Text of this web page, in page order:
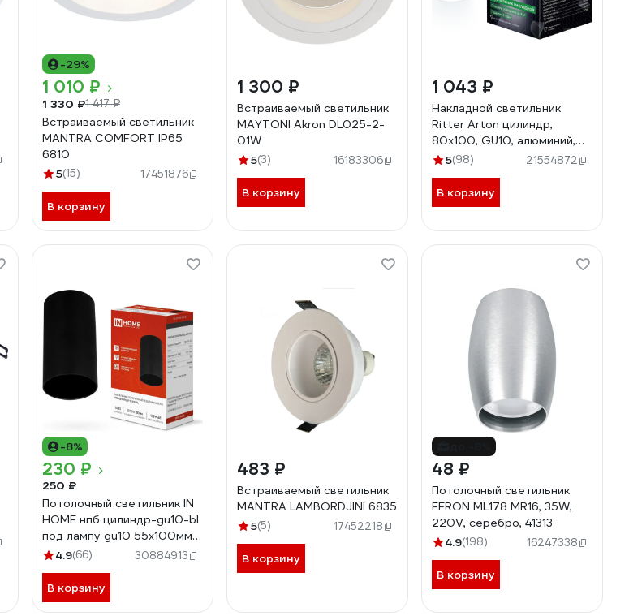
-29%
1 010 ₽
1 330 ₽1 417 ₽
Встраиваемый светильник
MANTRA COMFORT IP65
6810
5(15) 17451876
В корзину
1 300 ₽
Встраиваемый светильник
MAYTONI Akron DL025-2-
01W
5(3) 16183306
В корзину
1 043 ₽
Накладной светильник
Ritter Arton цилиндр,
80x100, GU10, алюминий,
белый 59976 0
5(98) 21554872
В корзину
-8%
230 ₽
250 ₽
Потолочный светильник IN
HOME нпб цилиндр-gu10-bl
под лампу gu10 55x100мм
черный 4690612046457
4.9(66) 30884913
В корзину
483 ₽
Встраиваемый светильник
MANTRA LAMBORDJINI 6835
5(5) 17452218
В корзину
48 ₽
Потолочный светильник
FERON ML178 MR16, 35W,
220V, серебро, 41313
4.9(198) 16247338
В корзину